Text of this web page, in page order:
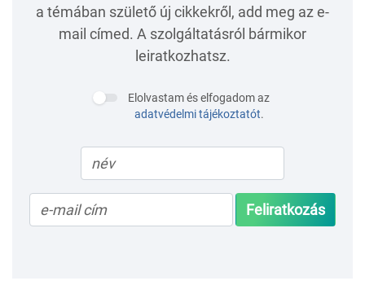
a témában születő új cikkekről, add meg az e-
mail címed. A szolgáltatásról bármikor
leiratkozhatsz.
Elolvastam és elfogadom az
adatvédelmi tájékoztatót.
Feliratkozás